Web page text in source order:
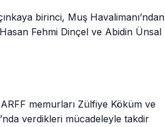
birinci, Muş Havalimanı’ndan
Fehmi Dinçel ve Abidin Ünsal
memurları Zülfiye Köküm ve
verdikleri mücadeleyle takdir